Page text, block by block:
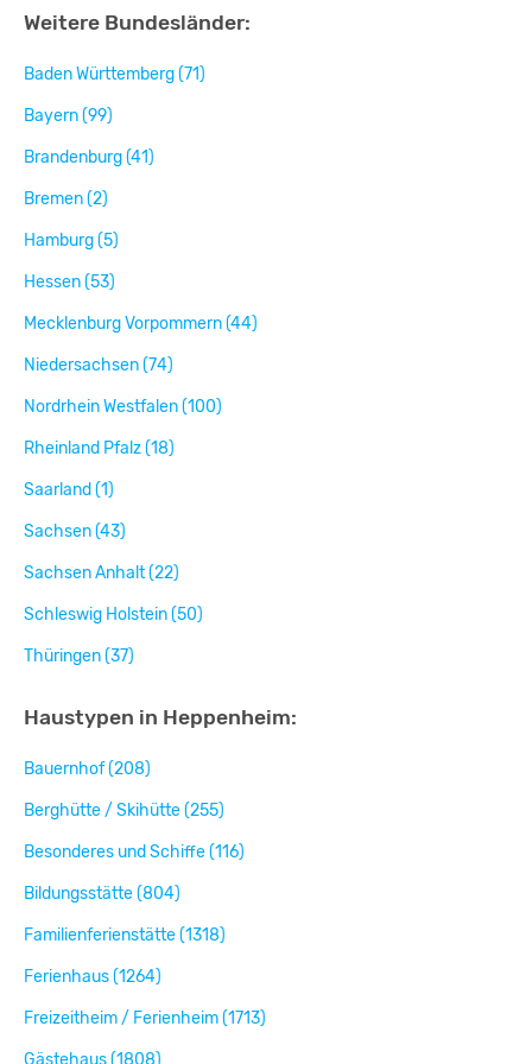
Weitere Bundesländer:
Baden Württemberg (71)
Bayern (99)
Brandenburg (41)
Bremen (2)
Hamburg (5)
Hessen (53)
Mecklenburg Vorpommern (44)
Niedersachsen (74)
Nordrhein Westfalen (100)
Rheinland Pfalz (18)
Saarland (1)
Sachsen (43)
Sachsen Anhalt (22)
Schleswig Holstein (50)
Thüringen (37)
Haustypen in Heppenheim:
Bauernhof (208)
Berghütte / Skihütte (255)
Besonderes und Schiffe (116)
Bildungsstätte (804)
Familienferienstätte (1318)
Ferienhaus (1264)
Freizeitheim / Ferienheim (1713)
Gästehaus (1808)